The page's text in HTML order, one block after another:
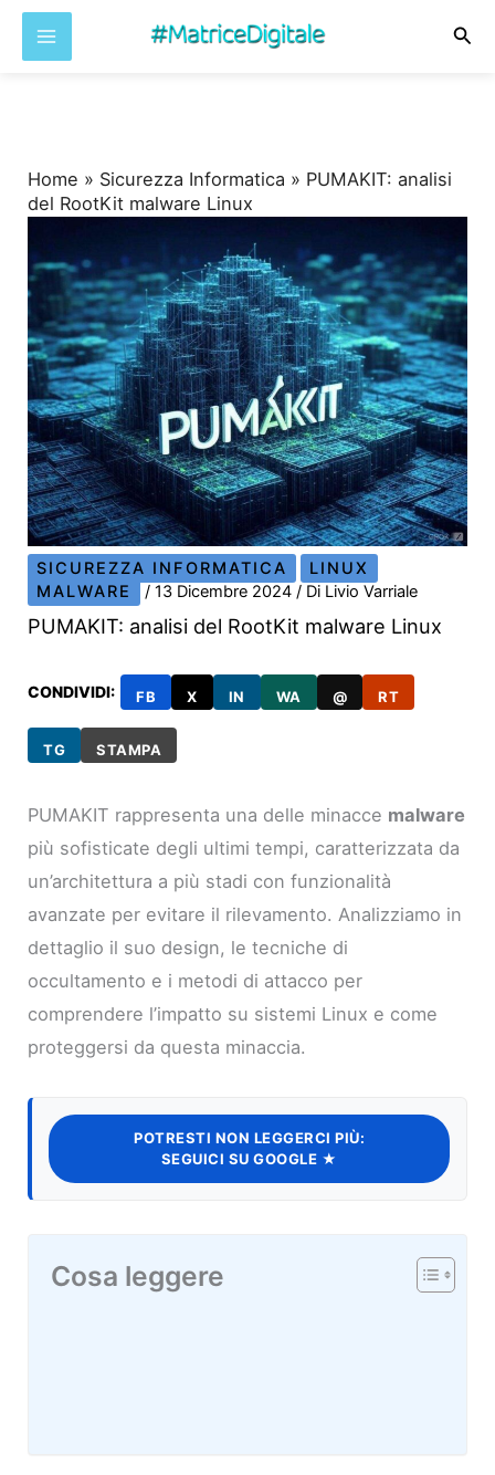
Home » Sicurezza Informatica » PUMAKIT: analisi
del RootKit malware Linux
SICUREZZA INFORMATICA
LINUX
MALWARE
/13 Dicembre 2024/ Di Livio Varriale
PUMAKIT: analisi del RootKit malware Linux
CONDIVIDI: FB X IN WA @ RT
TG STAMPA
PUMAKIT rappresenta una delle minacce malware
più sofisticate degli ultimi tempi, caratterizzata da
un’architettura a più stadi con funzionalità
avanzate per evitare il rilevamento. Analizziamo in
dettaglio il suo design, le tecniche di
occultamento e i metodi di attacco per
comprendere l’impatto su sistemi Linux e come
proteggersi da questa minaccia.
POTRESTI NON LEGGERCI PIÙ:
SEGUICI SU GOOGLE ★
Cosa leggere